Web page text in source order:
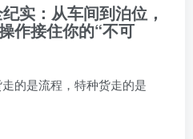
实：从车间到泊位，
作接住你的“不可
的是流程，特种货走的是